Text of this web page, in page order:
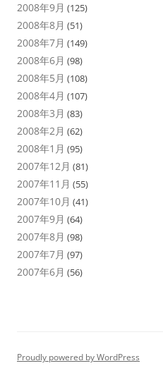
2008年9月 (125)
2008年8月 (51)
2008年7月 (149)
2008年6月 (98)
2008年5月 (108)
2008年4月 (107)
2008年3月 (83)
2008年2月 (62)
2008年1月 (95)
2007年12月 (81)
2007年11月 (55)
2007年10月 (41)
2007年9月 (64)
2007年8月 (98)
2007年7月 (97)
2007年6月 (56)
Proudly powered by WordPress